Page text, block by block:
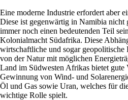
Eine moderne Industrie erfordert aber
Diese ist gegenwärtig in Namibia nicht
immer noch einen bedeutenden Teil
Kolonialmacht Südafrika. Diese
wirtschaftliche und sogar
von der Natur mit möglichen
Land im Südwesten Afrikas bietet gute
Gewinnung von Wind- und
Öl und Gas sowie Uran, welches für
wichtige Rolle spielt.